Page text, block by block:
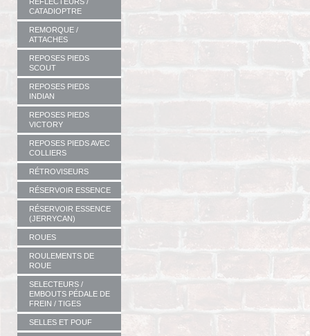
CATADIOPTRE
REMORQUE /
ATTACHES
REPOSES PIEDS
SCOUT
REPOSES PIEDS
INDIAN
REPOSES PIEDS
VICTORY
REPOSES PIEDS AVEC
COLLIERS
RÉTROVISEURS
RÉSERVOIR ESSENCE
RÉSERVOIR ESSENCE
(JERRYCAN)
ROUES
ROULEMENTS DE
ROUE
SELECTEURS /
EMBOUTS PÉDALE DE
FREIN / TIGES
SELLES ET POUF